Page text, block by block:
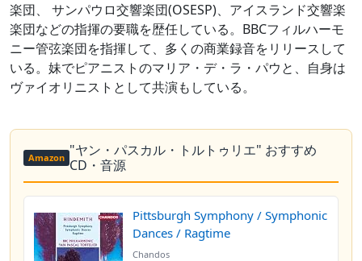
楽団、 サンパウロ交響楽団(OSESP)、アイスランド交響楽
楽団などの指揮の要職を歴任している。BBCフィルハーモ
ニー管弦楽団を指揮して、多くの商業録音をリリースして
いる。妹でピアニストのマリア・デ・ラ・パウと、自身は
ヴァイオリニストとして共演もしている。
Amazon "ヤン・パスカル・トルトゥリエ" おすすめ
CD・音源
Pittsburgh Symphony / Symphonic
Dances / Ragtime
Chandos